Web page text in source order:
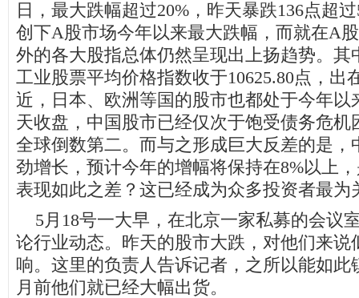
日，最大跌幅超过20%，昨天暴跌136点超
创下A股市场今年以来最大跌幅，而就在A
外的各大股指总体仍然呈现出上扬趋势。其
工业股票平均价格指数收于10625.80点，出
近，日本、欧洲等国的股市也都处于今年以
天收盘，中国股市已经仅次于饱受债务危机
全球倒数第二。而与之形成巨大反差的是，
劲增长，预计今年的增幅将保持在8%以上
表现如此之差？这已经成为众多投资者最为
5月18号一大早，在北京一家私募的会议
论行业动态。昨天的股市大跌，对他们来说
响。这里的负责人告诉记者，之所以能如此
月前他们就已经大幅出货。